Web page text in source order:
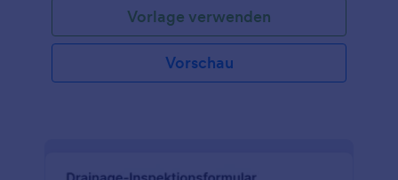
Vorlage verwenden
Vorschau